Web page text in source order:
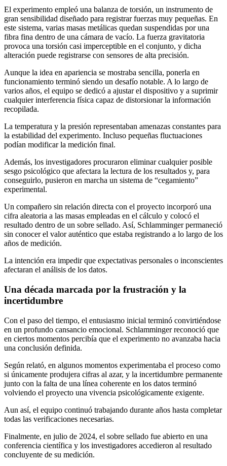
El experimento empleó una balanza de torsión, un instrumento de
gran sensibilidad diseñado para registrar fuerzas muy pequeñas. En
este sistema, varias masas metálicas quedan suspendidas por una
fibra fina dentro de una cámara de vacío. La fuerza gravitatoria
provoca una torsión casi imperceptible en el conjunto, y dicha
alteración puede registrarse con sensores de alta precisión.
Aunque la idea en apariencia se mostraba sencilla, ponerla en
funcionamiento terminó siendo un desafío notable. A lo largo de
varios años, el equipo se dedicó a ajustar el dispositivo y a suprimir
cualquier interferencia física capaz de distorsionar la información
recopilada.
La temperatura y la presión representaban amenazas constantes para
la estabilidad del experimento. Incluso pequeñas fluctuaciones
podían modificar la medición final.
Además, los investigadores procuraron eliminar cualquier posible
sesgo psicológico que afectara la lectura de los resultados y, para
conseguirlo, pusieron en marcha un sistema de “cegamiento”
experimental.
Un compañero sin relación directa con el proyecto incorporó una
cifra aleatoria a las masas empleadas en el cálculo y colocó el
resultado dentro de un sobre sellado. Así, Schlamminger permaneció
sin conocer el valor auténtico que estaba registrando a lo largo de los
años de medición.
La intención era impedir que expectativas personales o inconscientes
afectaran el análisis de los datos.
Una década marcada por la frustración y la
incertidumbre
Con el paso del tiempo, el entusiasmo inicial terminó convirtiéndose
en un profundo cansancio emocional. Schlamminger reconoció que
en ciertos momentos percibía que el experimento no avanzaba hacia
una conclusión definida.
Según relató, en algunos momentos experimentaba el proceso como
si únicamente produjera cifras al azar, y la incertidumbre permanente
junto con la falta de una línea coherente en los datos terminó
volviendo el proyecto una vivencia psicológicamente exigente.
Aun así, el equipo continuó trabajando durante años hasta completar
todas las verificaciones necesarias.
Finalmente, en julio de 2024, el sobre sellado fue abierto en una
conferencia científica y los investigadores accedieron al resultado
concluyente de su medición.